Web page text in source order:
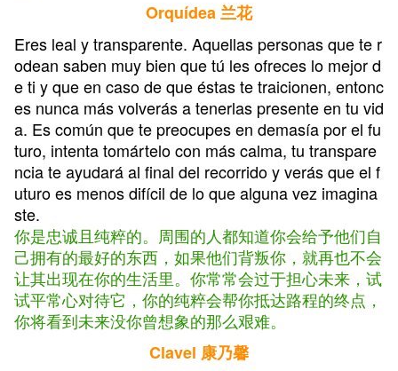
Orquídea 兰花
Eres leal y transparente. Aquellas personas que te r
odean saben muy bien que tú les ofreces lo mejor d
e ti y que en caso de que éstas te traicionen, entonc
es nunca más volverás a tenerlas presente en tu vid
a. Es común que te preocupes en demasía por el fu
turo, intenta tomártelo con más calma, tu transpare
ncia te ayudará al final del recorrido y verás que el f
uturo es menos difícil de lo que alguna vez imagina
ste.
你是忠诚且纯粹的。周围的人都知道你会给予他们自
己拥有的最好的东西，如果他们背叛你，就再也不会
让其出现在你的生活里。你常常会过于担心未来，试
试平常心对待它，你的纯粹会帮你抵达路程的终点，
你将看到未来没你曾想象的那么艰难。
Clavel 康乃馨